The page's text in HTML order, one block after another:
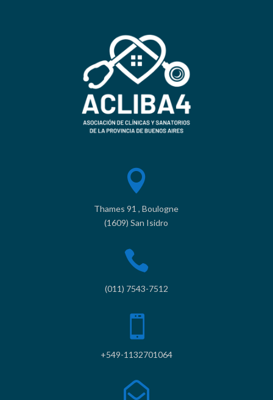

Thames 91 , Boulogne
(1609) San Isidro

(011) 7543-7512

+549-1132701064
